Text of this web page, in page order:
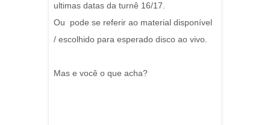
ultimas datas da turnê 16/17.
Ou pode se referir ao material disponível
/ escolhido para esperado disco ao vivo.
Mas e você o que acha?